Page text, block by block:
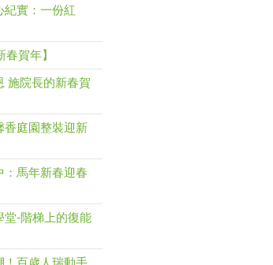
紀實：一份紅
賀年】
施院長的新春賀
香庭園整裝迎新
：馬年新春迎春
堂-階梯上的復能
！百歲人瑞動手